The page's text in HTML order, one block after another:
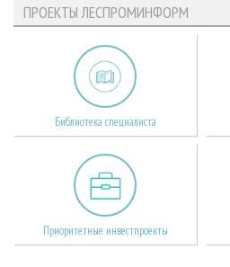
ПРОЕКТЫ ЛЕСПРОМИНФОРМ
Библиотека специалиста
Приоритетные инвестпроекты